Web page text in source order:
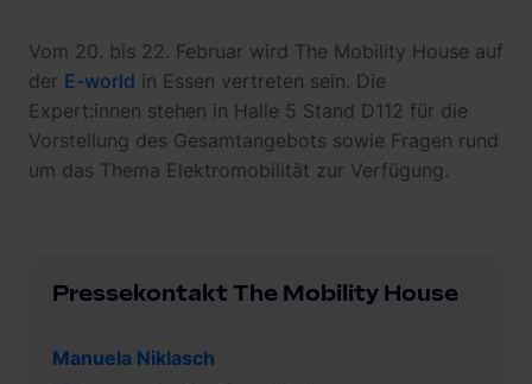
Vom 20. bis 22. Februar wird The Mobility House auf
der E-world in Essen vertreten sein. Die
Expert:innen stehen in Halle 5 Stand D112 für die
Vorstellung des Gesamtangebots sowie Fragen rund
um das Thema Elektromobilität zur Verfügung.
Pressekontakt The Mobility House
Manuela Niklasch